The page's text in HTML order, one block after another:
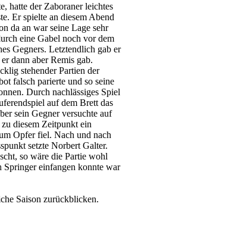
hatte der Zaboraner leichtes
Er spielte an diesem Abend
da an war seine Lage sehr
eine Gabel noch vor dem
Gegners. Letztendlich gab er
dann aber Remis gab.
stehender Partien der
falsch parierte und so seine
Durch nachlässiges Spiel
auf dem Brett das
sein Gegner versuchte auf
diesem Zeitpunkt ein
Opfer fiel. Nach und nach
setzte Norbert Galter.
so wäre die Partie wohl
einfangen konnte war
Saison zurückblicken.